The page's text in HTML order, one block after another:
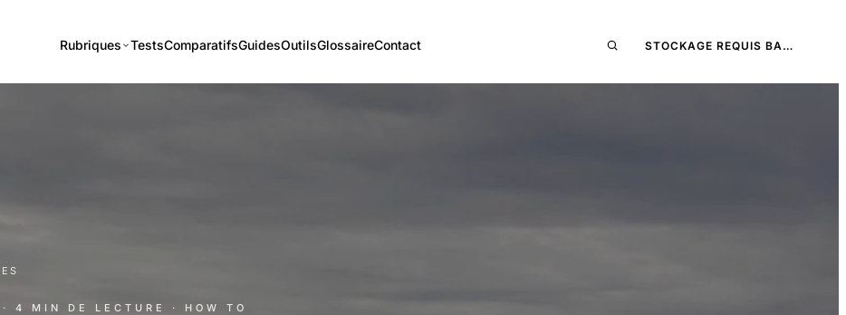
Rubriques TestsComparatifsGuidesOutilsGlossaireContact STOCKAGE REQUIS BA…
· 4 MIN DE LECTURE · HOW TO